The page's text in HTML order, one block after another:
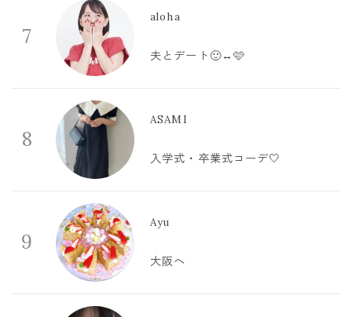
7
aloha
夫とデート🙂‍↔️🩷
8
ASAMI
入学式・卒業式コーデ🤍
9
Ayu
大阪へ